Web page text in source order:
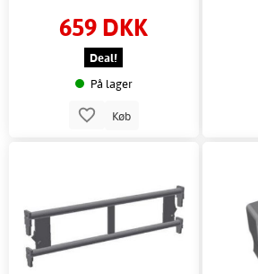
659 DKK
Deal!
På lager
Køb